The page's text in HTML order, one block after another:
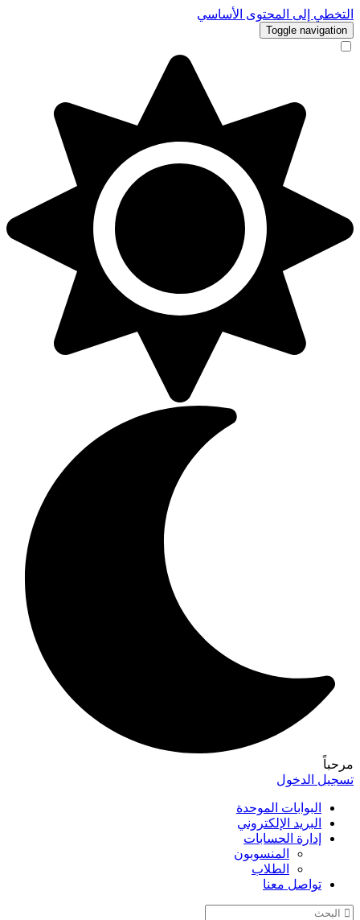
التخطي إلى المحتوى الأساسي
Toggle navigation
مرحباً
تسجيل الدخول
البوابات الموحدة
البريد الإلكتروني
إدارة الحسابات
المنسوبون
الطلاب
تواصل معنا